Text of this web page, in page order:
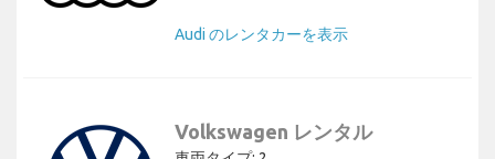
Audi のレンタカーを表示
Volkswagen レンタル